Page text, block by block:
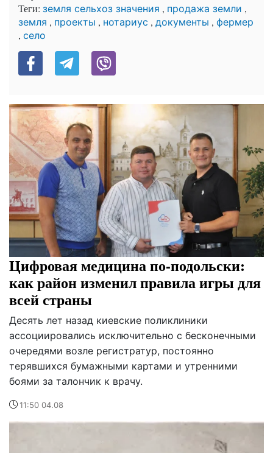
Теги: земля сельхоз значения , продажа земли ,
земля , проекты , нотариус , документы , фермер
, село
Цифровая медицина по-подольски:
как район изменил правила игры для
всей страны
Десять лет назад киевские поликлиники
ассоциировались исключительно с бесконечными
очередями возле регистратур, постоянно
терявшихся бумажными картами и утренними
боями за талончик к врачу.
11:50 04.08